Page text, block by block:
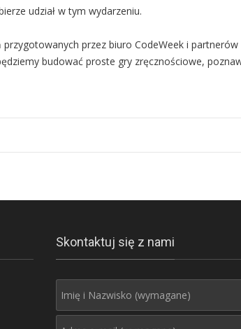
udział w tym wydarzeniu.
przygotowanych przez biuro CodeWeek i
budować proste gry zręcznościowe,
Skontaktuj się z nami